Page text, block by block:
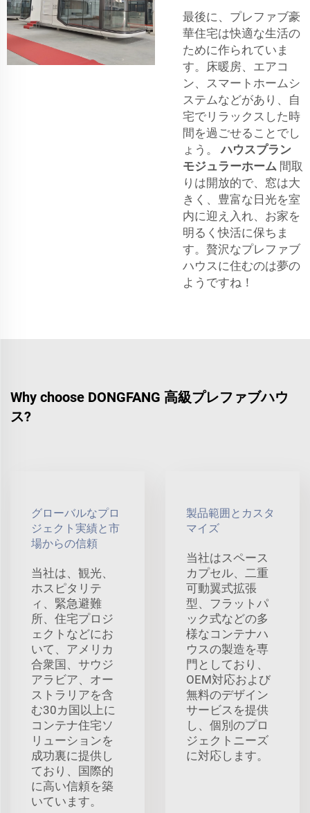
最後に、プレファブ豪
華住宅は快適な生活の
ために作られていま
す。床暖房、エアコ
ン、スマートホームシ
ステムなどがあり、自
宅でリラックスした時
間を過ごせることでし
ょう。ハウスプラン
モジュラーホーム 間取
りは開放的で、窓は大
きく、豊富な日光を室
内に迎え入れ、お家を
明るく快活に保ちま
す。贅沢なプレファブ
ハウスに住むのは夢の
ようですね！
Why choose DONGFANG 高級プレファブハウ
ス?
グローバルなプロ
ジェクト実績と市
場からの信頼
当社は、観光、
ホスピタリテ
ィ、緊急避難
所、住宅プロジ
ェクトなどにお
いて、アメリカ
合衆国、サウジ
アラビア、オー
ストラリアを含
む30カ国以上に
コンテナ住宅ソ
リューションを
成功裏に提供し
ており、国際的
に高い信頼を築
いています。
製品範囲とカスタ
マイズ
当社はスペース
カプセル、二重
可動翼式拡張
型、フラットパ
ック式などの多
様なコンテナハ
ウスの製造を専
門としており、
OEM対応および
無料のデザイン
サービスを提供
し、個別のプロ
ジェクトニーズ
に対応します。